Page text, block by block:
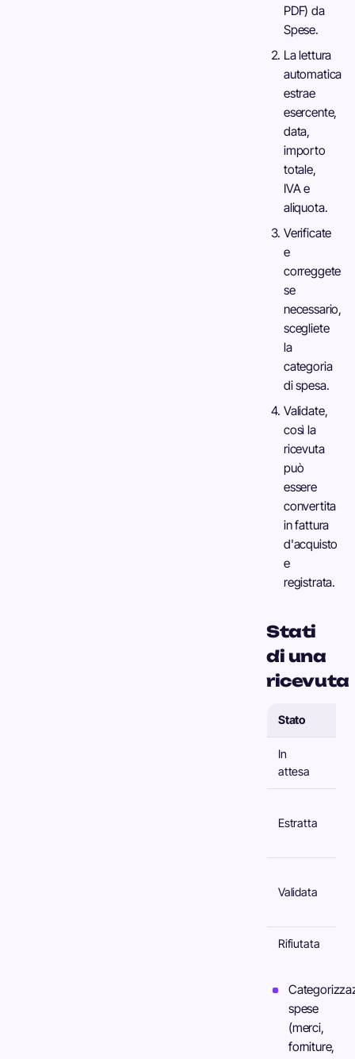
PDF) da
Spese.
La lettura
automatica
estrae
esercente,
data,
importo
totale,
IVA e
aliquota.
Verificate
e
correggete
se
necessario,
scegliete
la
categoria
di spesa.
Validate,
così la
ricevuta
può
essere
convertita
in fattura
d'acquisto
e
registrata.
Stati
di una
ricevuta
Stato
In
attesa
Estratta
Validata
Rifiutata
spese
(merci,
forniture,